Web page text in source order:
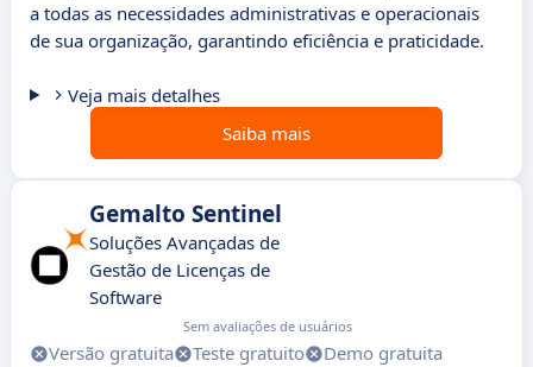
a todas as necessidades administrativas e operacionais
de sua organização, garantindo eficiência e praticidade.
Veja mais detalhes
Saiba mais
Gemalto Sentinel
Soluções Avançadas de
Gestão de Licenças de
Software
Sem avaliações de usuários
Versão gratuita Teste gratuito
Demo gratuita